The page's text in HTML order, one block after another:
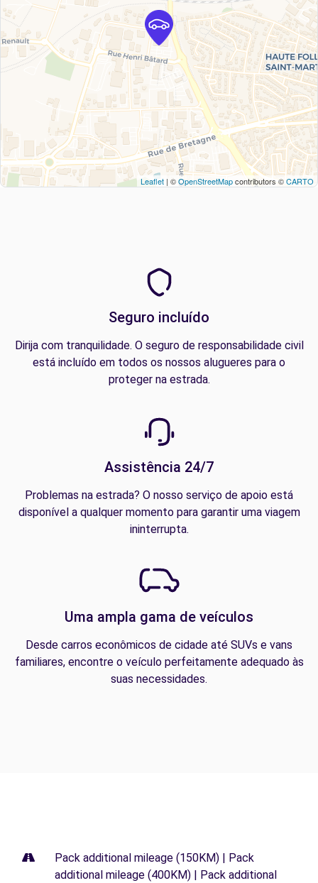
Leaflet | ©OpenStreetMapcontributors ©CARTO
Seguro incluído
Dirija com tranquilidade. O seguro de responsabilidade civil
está incluído em todos os nossos alugueres para o
proteger na estrada.
Assistência 24/7
Problemas na estrada? O nosso serviço de apoio está
disponível a qualquer momento para garantir uma viagem
ininterrupta.
Uma ampla gama de veículos
Desde carros econômicos de cidade até SUVs e vans
familiares, encontre o veículo perfeitamente adequado às
suas necessidades.
Pack additional mileage (150KM) | Pack
additional mileage (400KM) | Pack additional